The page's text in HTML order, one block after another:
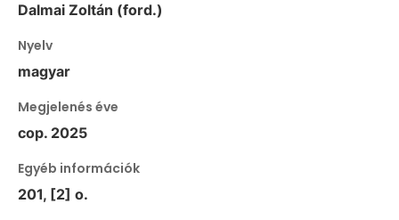
Dalmai Zoltán (ford.)
Nyelv
magyar
Megjelenés éve
cop. 2025
Egyéb információk
201, [2] o.